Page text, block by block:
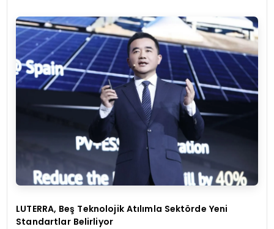
LUTERRA, Beş Teknolojik Atılımla Sektörde Yeni
Standartlar Belirliyor